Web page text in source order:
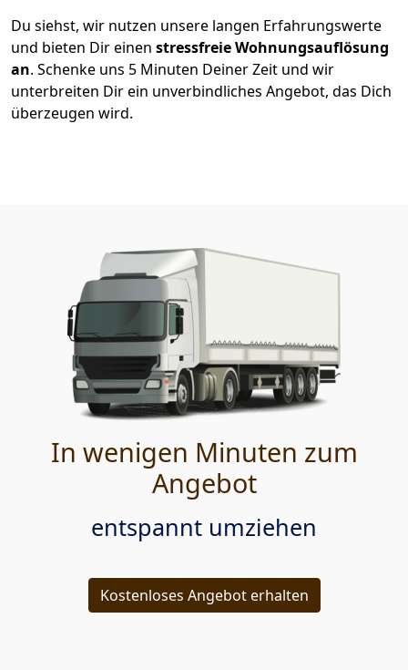
Du siehst, wir nutzen unsere langen Erfahrungswerte
und bieten Dir einen stressfreie Wohnungsauflösung
an. Schenke uns 5 Minuten Deiner Zeit und wir
unterbreiten Dir ein unverbindliches Angebot, das Dich
überzeugen wird.
In wenigen Minuten zum
Angebot
entspannt umziehen
Kostenloses Angebot erhalten